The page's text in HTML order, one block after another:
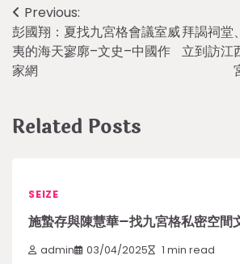
Post
navigation
Previous:
彭國翔：夏找九宮格會議室威
夷的海天寥廓–文史–中國作
家網
拜謁祠
立到訪江
Related Posts
SEIZE
施蟄存與陳慧華–找九宮格私密空間
admin 03/04/2025 1 min read